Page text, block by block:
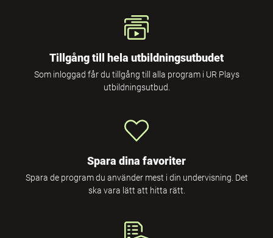
Tillgång till hela utbildningsutbudet
Som inloggad får du tillgång till alla program i UR Plays
utbildningsutbud.
Spara dina favoriter
Spara de program du använder mest i din undervisning. Det
ska vara lätt att hitta rätt.